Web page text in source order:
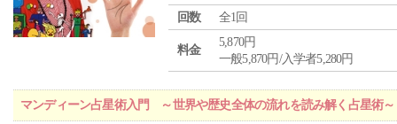
回数
全1回
料金
5,870円
一般5,870円/入学者5,280円
マンディーン占星術入門 ～世界や歴史全体の流れを読み解く占星術～